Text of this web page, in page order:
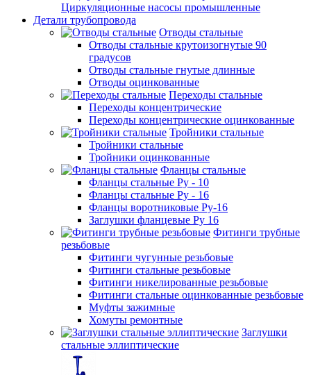
Циркуляционные насосы промышленные
Детали трубопровода
Отводы стальные
Отводы стальные крутоизогнутые 90
градусов
Отводы стальные гнутые длинные
Отводы оцинкованные
Переходы стальные
Переходы концентрические
Переходы концентрические оцинкованные
Тройники стальные
Тройники стальные
Тройники оцинкованные
Фланцы стальные
Фланцы стальные Ру - 10
Фланцы стальные Ру - 16
Фланцы воротниковые Ру-16
Заглушки фланцевые Ру 16
Фитинги трубные
резьбовые
Фитинги чугунные резьбовые
Фитинги стальные резьбовые
Фитинги никелированные резьбовые
Фитинги стальные оцинкованные резьбовые
Муфты зажимные
Хомуты ремонтные
Заглушки
стальные эллиптические